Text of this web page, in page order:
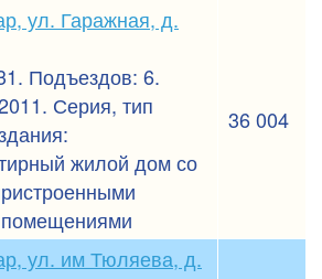
ул. Гаражная, д.
Подъездов: 6.
Серия, тип
жилой дом со
36 004
ул. им Тюляева, д.